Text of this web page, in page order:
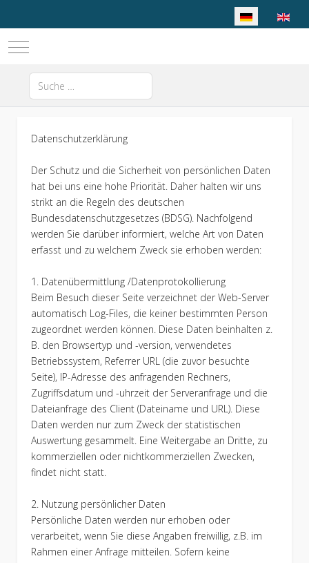
Sprache
Mobile Menu Toggle
Suchen
Type 2 or more characters for results.
Datenschutzerklärung
Der Schutz und die Sicherheit von persönlichen Daten
hat bei uns eine hohe Priorität. Daher halten wir uns
strikt an die Regeln des deutschen
Bundesdatenschutzgesetzes (BDSG). Nachfolgend
werden Sie darüber informiert, welche Art von Daten
erfasst und zu welchem Zweck sie erhoben werden:
1. Datenübermittlung /Datenprotokollierung
Beim Besuch dieser Seite verzeichnet der Web-Server
automatisch Log-Files, die keiner bestimmten Person
zugeordnet werden können. Diese Daten beinhalten z.
B. den Browsertyp und -version, verwendetes
Betriebssystem, Referrer URL (die zuvor besuchte
Seite), IP-Adresse des anfragenden Rechners,
Zugriffsdatum und -uhrzeit der Serveranfrage und die
Dateianfrage des Client (Dateiname und URL). Diese
Daten werden nur zum Zweck der statistischen
Auswertung gesammelt. Eine Weitergabe an Dritte, zu
kommerziellen oder nichtkommerziellen Zwecken,
findet nicht statt.
2. Nutzung persönlicher Daten
Persönliche Daten werden nur erhoben oder
verarbeitet, wenn Sie diese Angaben freiwillig, z.B. im
Rahmen einer Anfrage mitteilen. Sofern keine